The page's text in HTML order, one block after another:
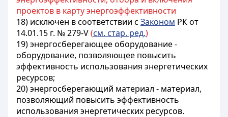
проектов в карту энергоэффективности
18) исключен в соответствии с Законом РК от
14.01.15 г. № 279-V(см. стар. ред.)
19) энергосберегающее оборудование -
оборудование, позволяющее повысить
эффективность использования энергетических
ресурсов;
20) энергосберегающий материал - материал,
позволяющий повысить эффективность
использования энергетических ресурсов.